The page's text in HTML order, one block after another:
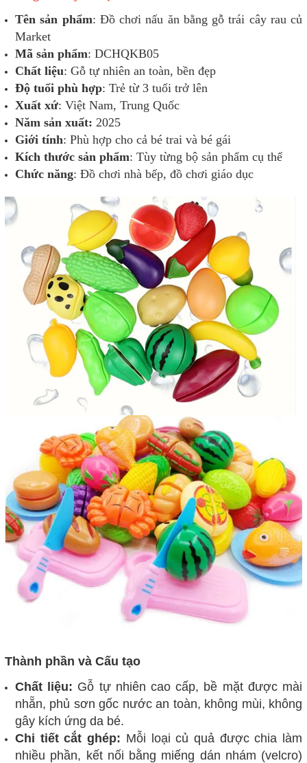
Tên sản phẩm: Đồ chơi nấu ăn bằng gỗ trái cây rau củ
Market
Mã sản phẩm: DCHQKB05
Chất liệu: Gỗ tự nhiên an toàn, bền đẹp
Độ tuổi phù hợp: Trẻ từ 3 tuổi trở lên
Xuất xứ: Việt Nam, Trung Quốc
Năm sản xuất: 2025
Giới tính: Phù hợp cho cả bé trai và bé gái
Kích thước sản phẩm: Tùy từng bộ sản phẩm cụ thể
Chức năng: Đồ chơi nhà bếp, đồ chơi giáo dục
Thành phần và Cấu tạo
Chất liệu: Gỗ tự nhiên cao cấp, bề mặt được mài
nhẵn, phủ sơn gốc nước an toàn, không mùi, không
gây kích ứng da bé.
Chi tiết cắt ghép: Mỗi loại củ quả được chia làm
nhiều phần, kết nối bằng miếng dán nhám (velcro)